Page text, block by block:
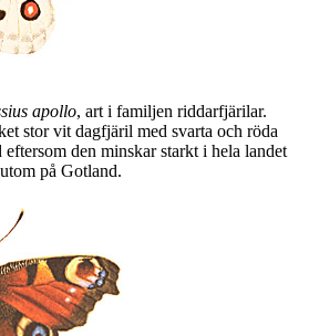
apollo, art i familjen riddarfjärilar.
stor vit dagfjäril med svarta och röda
den minskar starkt i hela landet
utom på Gotland.